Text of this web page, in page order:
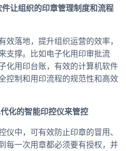
让组织的印章管理制度和流程
效落地，提升组织运营的效率，
支撑。比如电子化用印审批流
化用印台账，有效的计算机软件
控制和用印流程的规范性和高效
化的智能印控仪来管控
仪中，可有效防止印章的冒用、
每一次用章都必须要有授权，并